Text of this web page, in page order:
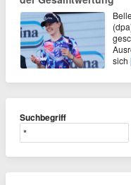
sich
Suchbegriff